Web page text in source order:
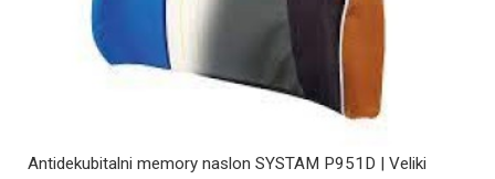
Antidekubitalni memory naslon SYSTAM P951D | Veliki